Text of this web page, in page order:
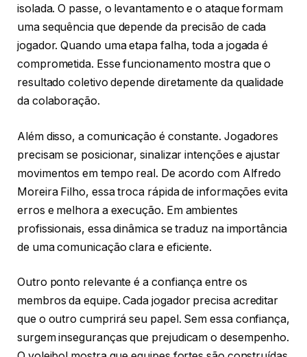
isolada. O passe, o levantamento e o ataque formam
uma sequência que depende da precisão de cada
jogador. Quando uma etapa falha, toda a jogada é
comprometida. Esse funcionamento mostra que o
resultado coletivo depende diretamente da qualidade
da colaboração.
Além disso, a comunicação é constante. Jogadores
precisam se posicionar, sinalizar intenções e ajustar
movimentos em tempo real. De acordo com Alfredo
Moreira Filho, essa troca rápida de informações evita
erros e melhora a execução. Em ambientes
profissionais, essa dinâmica se traduz na importância
de uma comunicação clara e eficiente.
Outro ponto relevante é a confiança entre os
membros da equipe. Cada jogador precisa acreditar
que o outro cumprirá seu papel. Sem essa confiança,
surgem inseguranças que prejudicam o desempenho.